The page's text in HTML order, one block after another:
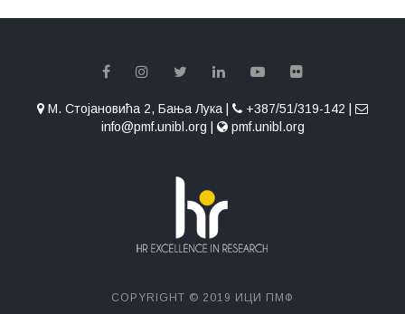
М. Стојановића 2, Бања Лука |
+387/51/319-142 |
info@pmf.unibl.org |
pmf.unibl.org
COPYRIGHT © 2019 ИЦИ ПМФ